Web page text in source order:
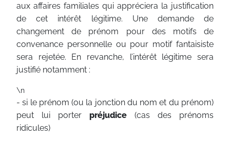
aux affaires familiales qui appréciera la justification
de cet intérêt légitime. Une demande de
changement de prénom pour des motifs de
convenance personnelle ou pour motif fantaisiste
sera rejetée. En revanche, l’intérêt légitime sera
justifié notamment :
\n
- si le prénom (ou la jonction du nom et du prénom)
peut lui porter préjudice (cas des prénoms
ridicules)